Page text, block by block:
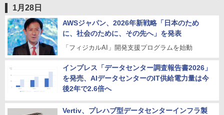
1月28日
AWSジャパン、2026年新戦略「日本のため
に、社会のために、その先へ」を発表
「フィジカルAI」開発支援プログラムを始動
インプレス「データセンター調査報告書2026」
を発売、AIデータセンターのIT供給電力量は今
後2年で2.6倍へ
Vertiv、プレハブ型データセンターインフラ製